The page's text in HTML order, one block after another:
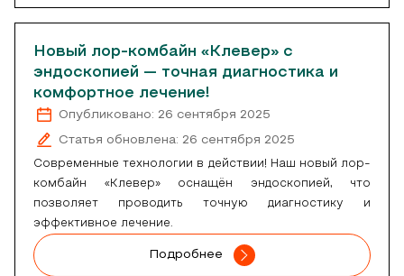
Новый лор-комбайн «Клевер» с
эндоскопией — точная диагностика и
комфортное лечение!
Опубликовано: 26 сентября 2025
Статья обновлена: 26 сентября 2025
Современные технологии в действии! Наш новый лор-
комбайн «Клевер» оснащён эндоскопией, что
позволяет проводить точную диагностику и
эффективное лечение.
Подробнее